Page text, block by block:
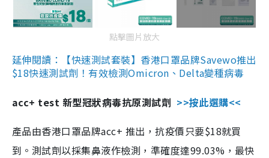
點擊圖片放大
延伸閱讀：【快速測試套裝】香港口罩品牌Savewo推出
$18快速測試劑！有效檢測Omicron、Delta變種病毒
acc+ test 新型冠狀病毒抗原測試劑 >>按此選購<<
產品由香港口罩品牌acc+ 推出，抗疫價只要$18就買
到。測試劑以採集鼻液作檢測，準確度達99.03%，最快